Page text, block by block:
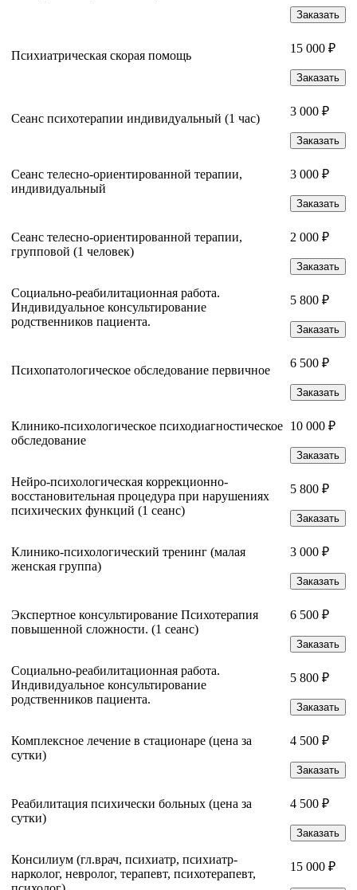
Заказать
Психиатрическая скорая помощь
15 000 ₽
Заказать
Сеанс психотерапии индивидуальный (1 час)
3 000 ₽
Заказать
Сеанс телесно-ориентированной терапии,
индивидуальный
3 000 ₽
Заказать
Сеанс телесно-ориентированной терапии,
групповой (1 человек)
2 000 ₽
Заказать
Социально-реабилитационная работа.
Индивидуальное консультирование
родственников пациента.
5 800 ₽
Заказать
Психопатологическое обследование первичное
6 500 ₽
Заказать
Клинико-психологическое психодиагностическое
обследование
10 000 ₽
Заказать
Нейро-психологическая коррекционно-
восстановительная процедура при нарушениях
психических функций (1 сеанс)
5 800 ₽
Заказать
Клинико-психологический тренинг (малая
женская группа)
3 000 ₽
Заказать
Экспертное консультирование Психотерапия
повышенной сложности. (1 сеанс)
6 500 ₽
Заказать
Социально-реабилитационная работа.
Индивидуальное консультирование
родственников пациента.
5 800 ₽
Заказать
Комплексное лечение в стационаре (цена за
сутки)
4 500 ₽
Заказать
Реабилитация психически больных (цена за
сутки)
4 500 ₽
Заказать
Консилиум (гл.врач, психиатр, психиатр-
нарколог, невролог, терапевт, психотерапевт,
15 000 ₽